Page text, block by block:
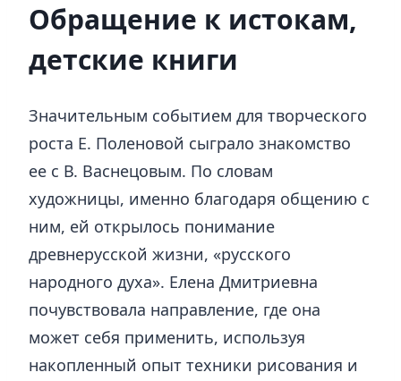
Обращение к истокам,
детские книги
Значительным событием для творческого
роста Е. Поленовой сыграло знакомство
ее с В. Васнецовым. По словам
художницы, именно благодаря общению с
ним, ей открылось понимание
древнерусской жизни, «русского
народного духа». Елена Дмитриевна
почувствовала направление, где она
может себя применить, используя
накопленный опыт техники рисования и